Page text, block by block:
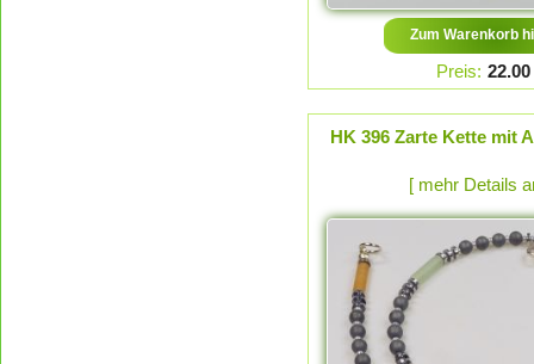
Zum Warenkorb
Preis: 22.00
HK 396 Zarte Kette mit
[ mehr Details